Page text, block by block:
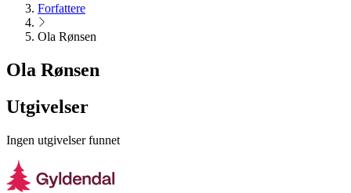
Forfattere
Ola Rønsen
Ola Rønsen
Utgivelser
Ingen utgivelser funnet